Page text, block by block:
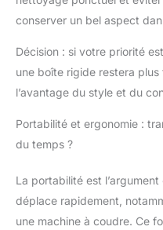
conserver un bel aspect
Décision : si votre priorité
une boîte rigide restera
l’avantage du style et du
Portabilité et ergonomie :
du temps ?
La portabilité est
déplace rapidement,
une machine à coudre. Ce